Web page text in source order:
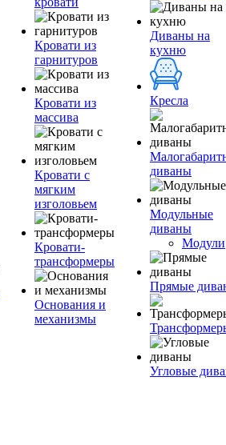
Кровати из
гарнитуров
Кровати из
массива
Кровати с
мягким
изголовьем
Кровати-
трансформеры
Основания и
механизмы
Диваны на
кухню
Кресла
диваны
Модульные
диваны
Модули
Прямые
Угловые